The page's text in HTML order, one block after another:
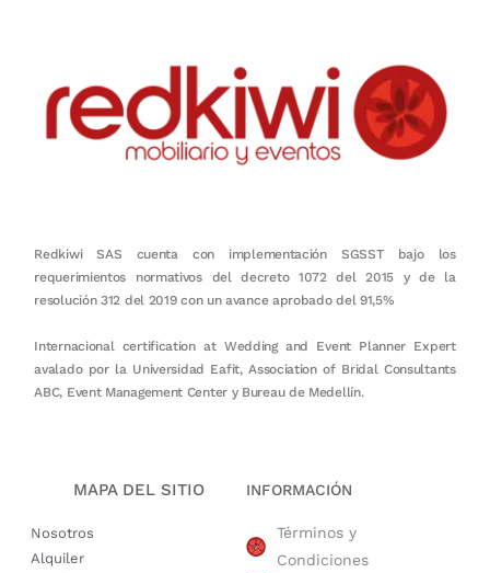
Redkiwi SAS cuenta con implementación SGSST bajo los
requerimientos normativos del decreto 1072 del 2015 y de la
resolución 312 del 2019 con un avance aprobado del 91,5%
Internacional certification at Wedding and Event Planner Expert
avalado por la Universidad Eafit, Association of Bridal Consultants
ABC, Event Management Center y Bureau de Medellín.
MAPA DEL SITIO
Nosotros
Alquiler
INFORMACIÓN
Términos y
Condiciones